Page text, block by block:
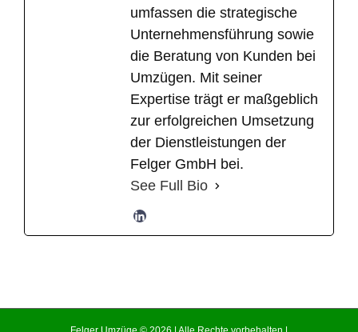
umfassen die strategische
Unternehmensführung sowie
die Beratung von Kunden bei
Umzügen. Mit seiner
Expertise trägt er maßgeblich
zur erfolgreichen Umsetzung
der Dienstleistungen der
Felger GmbH bei.
See Full Bio